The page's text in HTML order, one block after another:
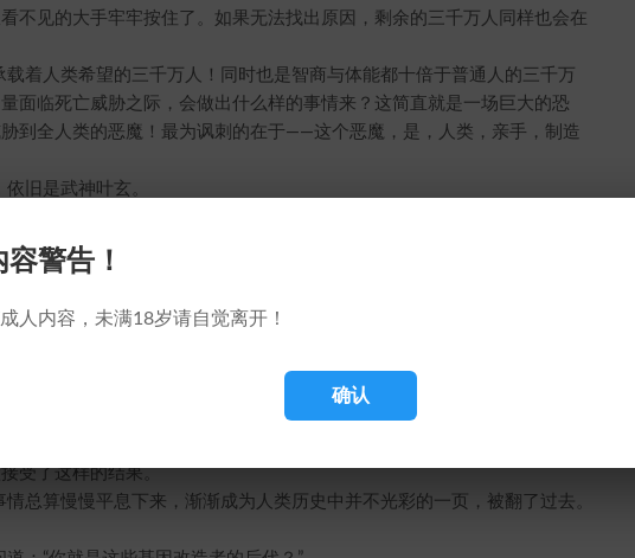
警告！
人内容，未满18岁请自觉离开！
确认
不见的大手牢牢按住了。如果无法找出原因，剩余的三千万人同样也会在
人类希望的三千万人！同时也是智商与体能都十倍于普通人的三千万
面临死亡威胁之际，会做出什么样的事情来？这简直就是一场巨大的恐
到全人类的恶魔！最为讽刺的在于——这个恶魔，是，人类，亲手，制造
旧是武神叶玄。
终止了基因改良计划。然后他代表全人类，向三千万已经接受了基因改
格的实验、没有经过深思熟虑，就推广这一计划，是个天大的错误！
武神的叶玄，也是回天乏术。所以他只能代表所有急功好利、被意淫冲
艰难地、悲切地，恳请他们接受命运。
叶玄不得不将他们化整为零、重新安置，让他们散布到地球的每一座城
一做出的保证，就是在他的有生之年——会尽力寻找延长基因改造者生命的
同时，基因改造者以及他们的后代，会得到更优于普通人的待遇，作为人
是一股无坚不摧的力量。而以叶玄在地球人心中仿佛神一样的地位，无
受了这样的结果。
算慢慢平息下来，渐渐成为人类历史中并不光彩的一页，被翻了过去。